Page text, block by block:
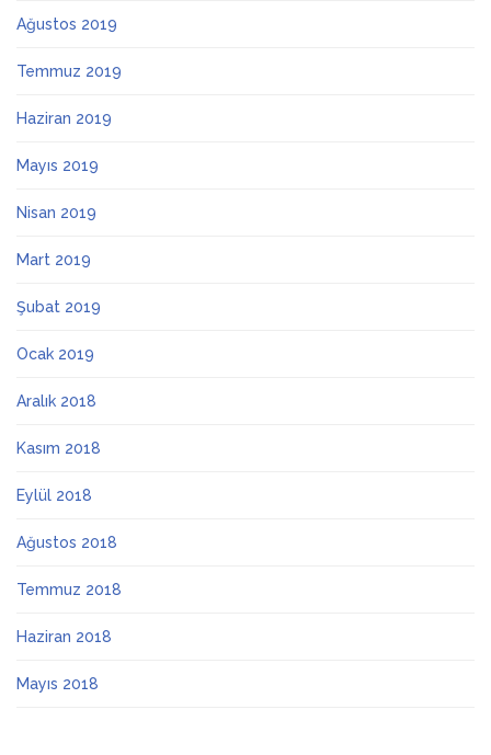
Ağustos 2019
Temmuz 2019
Haziran 2019
Mayıs 2019
Nisan 2019
Mart 2019
Şubat 2019
Ocak 2019
Aralık 2018
Kasım 2018
Eylül 2018
Ağustos 2018
Temmuz 2018
Haziran 2018
Mayıs 2018